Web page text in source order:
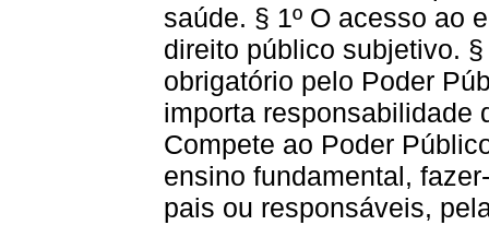
saúde. § 1º O acesso ao
direito público subjetivo.
obrigatório pelo Poder
importa responsabilidade
Compete ao Poder
ensino fundamental,
pais ou responsáveis,